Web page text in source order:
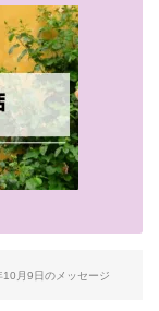
10月9日のメッセージ